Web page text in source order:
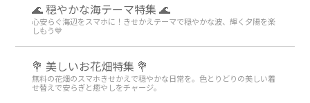
🌊 穏やかな海テーマ特集 🌊
心安らぐ海辺をスマホに！きせかえテーマで穏やかな波、輝く夕陽を楽
しもう💙
💐 美しいお花畑特集 💐
無料の花畑のスマホきせかえで穏やかな日常を。色とりどりの美しい着
せ替えで安らぎと癒やしをチャージ。